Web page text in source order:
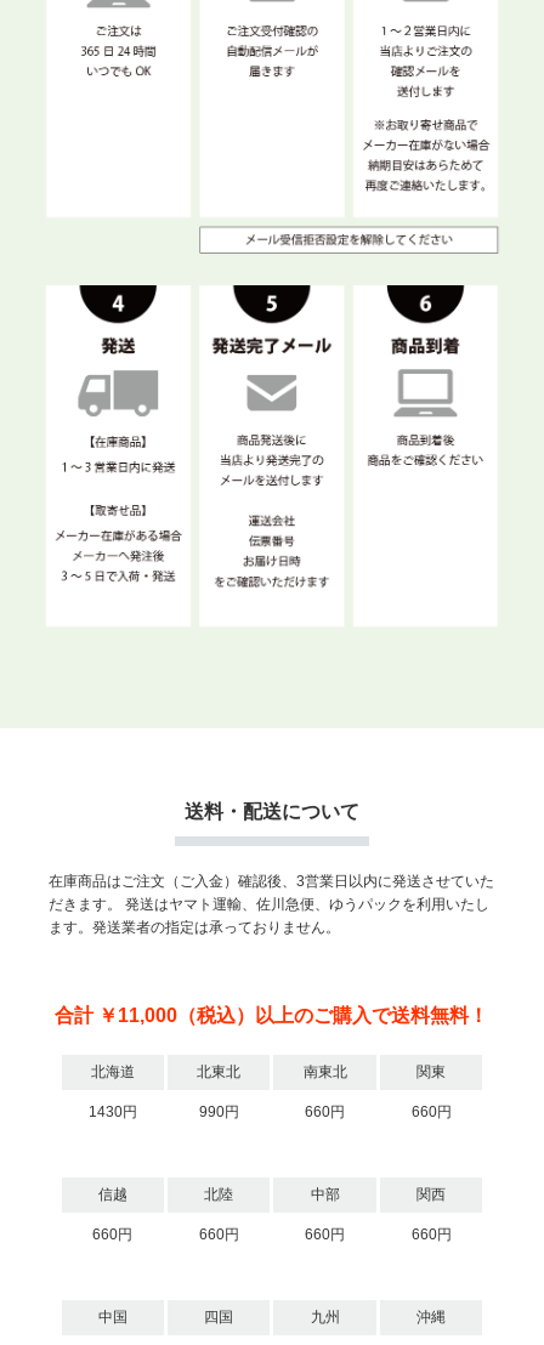
送料・配送について
在庫商品はご注文（ご入金）確認後、3営業日以内に発送させていた
だきます。
発送はヤマト運輸、佐川急便、ゆうパックを利用いたし
ます。発送業者の指定は承っておりません。
合計 ￥11,000（税込）以上のご購入で送料無料！
北海道 北東北 南東北 関東
1430円 990円 660円 660円
信越 北陸 中部 関西
660円 660円 660円 660円
中国 四国 九州 沖縄